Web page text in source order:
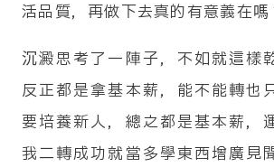
活品質，再做下去真的有意義在嗎
沉澱思考了一陣子，不如就這樣
反正都是拿基本薪，能不能轉也
要培養新人，總之都是基本薪，
我二轉成功就當多學東西增廣見